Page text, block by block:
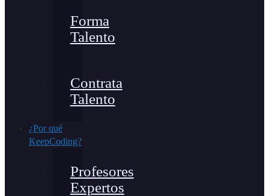
Forma
Talento
Contrata
Talento
¿Por qué
KeepCoding?
Profesores
Expertos